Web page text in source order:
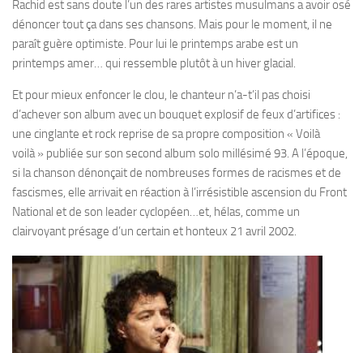
Rachid est sans doute l’un des rares artistes musulmans a avoir osé
dénoncer tout ça dans ses chansons. Mais pour le moment, il ne
paraît guère optimiste. Pour lui le printemps arabe est un
printemps amer… qui ressemble plutôt à un hiver glacial.
Et pour mieux enfoncer le clou, le chanteur n’a-t’il pas choisi
d’achever son album avec un bouquet explosif de feux d’artifices :
une cinglante et rock reprise de sa propre composition « Voilà
voilà » publiée sur son second album solo millésimé 93. A l’époque,
si la chanson dénonçait de nombreuses formes de racismes et de
fascismes, elle arrivait en réaction à l’irrésistible ascension du Front
National et de son leader cyclopéen…et, hélas, comme un
clairvoyant présage d’un certain et honteux 21 avril 2002.